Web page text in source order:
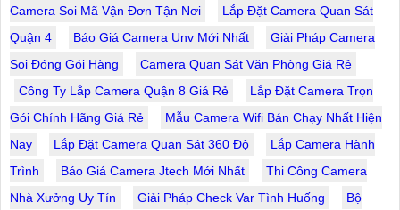
Camera Soi Mã Vận Đơn Tận Nơi
Lắp Đặt Camera Quan Sát
Quận 4
Báo Giá Camera Unv Mới Nhất
Giải Pháp Camera
Soi Đóng Gói Hàng
Camera Quan Sát Văn Phòng Giá Rẻ
Công Ty Lắp Camera Quận 8 Giá Rẻ
Lắp Đặt Camera Trọn
Gói Chính Hãng Giá Rẻ
Mẫu Camera Wifi Bán Chạy Nhất Hiện
Nay
Lắp Đặt Camera Quan Sát 360 Độ
Lắp Camera Hành
Trình
Báo Giá Camera Jtech Mới Nhất
Thi Công Camera
Nhà Xưởng Uy Tín
Giải Pháp Check Var Tình Huống
Bộ